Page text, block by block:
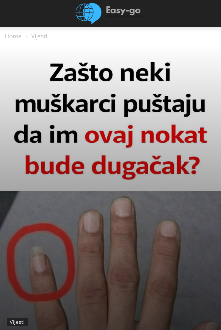
Home Vijesti
Vijesti